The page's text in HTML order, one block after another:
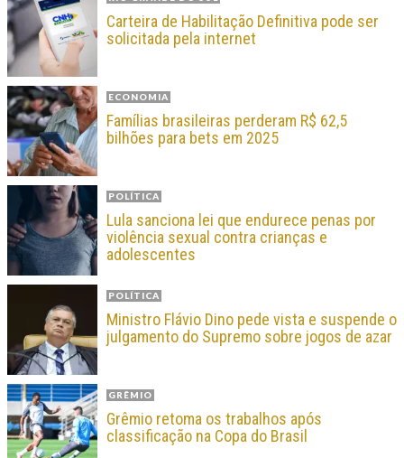
Carteira de Habilitação Definitiva pode ser
solicitada pela internet
ECONOMIA
Famílias brasileiras perderam R$ 62,5
bilhões para bets em 2025
POLÍTICA
Lula sanciona lei que endurece penas por
violência sexual contra crianças e
adolescentes
POLÍTICA
Ministro Flávio Dino pede vista e suspende o
julgamento do Supremo sobre jogos de azar
GRÊMIO
Grêmio retoma os trabalhos após
classificação na Copa do Brasil